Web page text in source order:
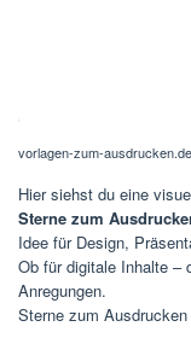
vorlagen-zum-ausdrucken.de
Hier siehst du eine
Sterne zum
Idee für Design,
Ob für digitale Inhalte –
Anregungen.
Sterne zum